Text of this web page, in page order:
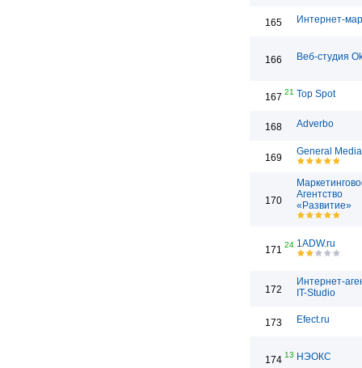
165 Интернет-
166 Веб-студия
167 21 Top Spot
168 Adverbo
169
General
170
Агентство
«Развитие»
171 24 1ADW.ru
172
Интернет-
IT-Studio
173 Efect.ru
174 13 НЭОКС